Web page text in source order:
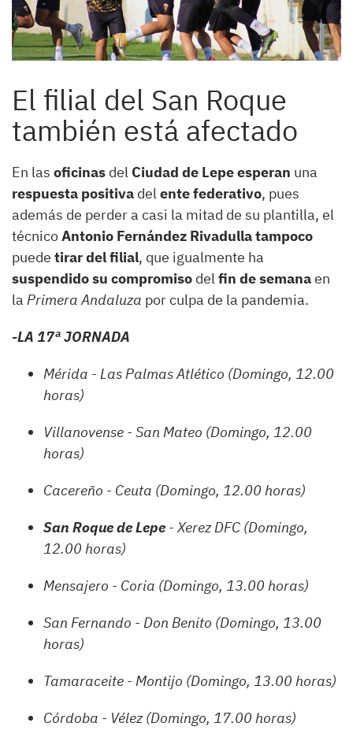
El filial del San Roque
también está afectado
En las oficinas del Ciudad de Lepe esperan una
respuesta positiva delente federativo, pues
además de perder a casi la mitad de su plantilla, el
técnicoAntonio Fernández Rivadulla tampoco
puede tirar del filial, que igualmente ha
suspendido su compromiso delfin de semanaen
la Primera Andaluza por culpa de la pandemia.
-LA 17ª JORNADA
Mérida - Las Palmas Atlético (Domingo, 12.00
horas)
Villanovense - San Mateo (Domingo, 12.00
horas)
Cacereño - Ceuta (Domingo, 12.00 horas)
San Roque de Lepe - Xerez DFC (Domingo,
12.00 horas)
Mensajero - Coria (Domingo, 13.00 horas)
San Fernando - Don Benito (Domingo, 13.00
horas)
Tamaraceite - Montijo (Domingo, 13.00 horas)
Córdoba - Vélez (Domingo, 17.00 horas)